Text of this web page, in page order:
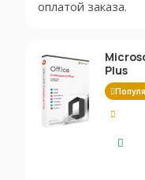
оплатой заказа.
Plus